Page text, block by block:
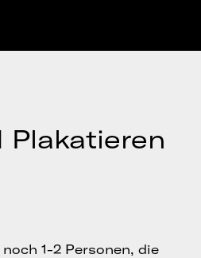
Plakatieren
1-2 Personen, die